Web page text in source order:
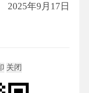
2025年9月17日